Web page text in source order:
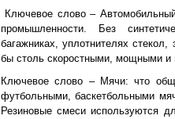
Ключевое слово –
промышленности. Без
багажниках, уплотнителях
бы столь скоростными, мощными
Ключевое слово – Мячи: что
футбольными, баскетбольными
Резиновые смеси используются